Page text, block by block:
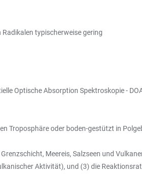
typischerweise gering
Optische Absorption Spektroskopie -
Troposphäre oder boden-gestützt in
Meereis, Salzseen und
Aktivität), und (3) die